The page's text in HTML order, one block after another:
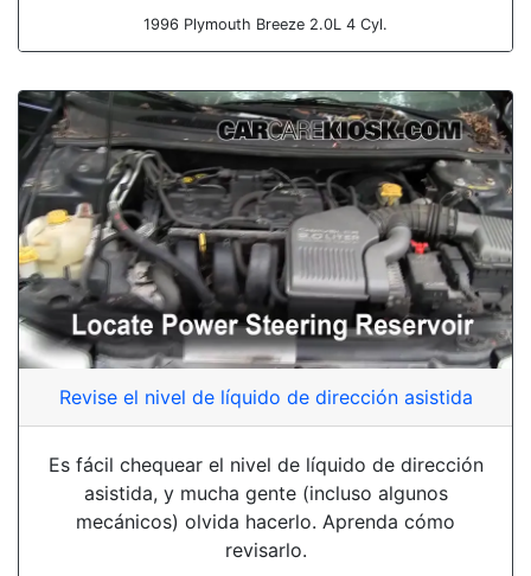
1996 Plymouth Breeze 2.0L 4 Cyl.
Revise el nivel de líquido de dirección asistida
Es fácil chequear el nivel de líquido de dirección
asistida, y mucha gente (incluso algunos
mecánicos) olvida hacerlo. Aprenda cómo
revisarlo.